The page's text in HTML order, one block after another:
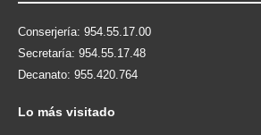
Conserjería: 954.55.17.00
Secretaría: 954.55.17.48
Decanato: 955.420.764
Lo más visitado